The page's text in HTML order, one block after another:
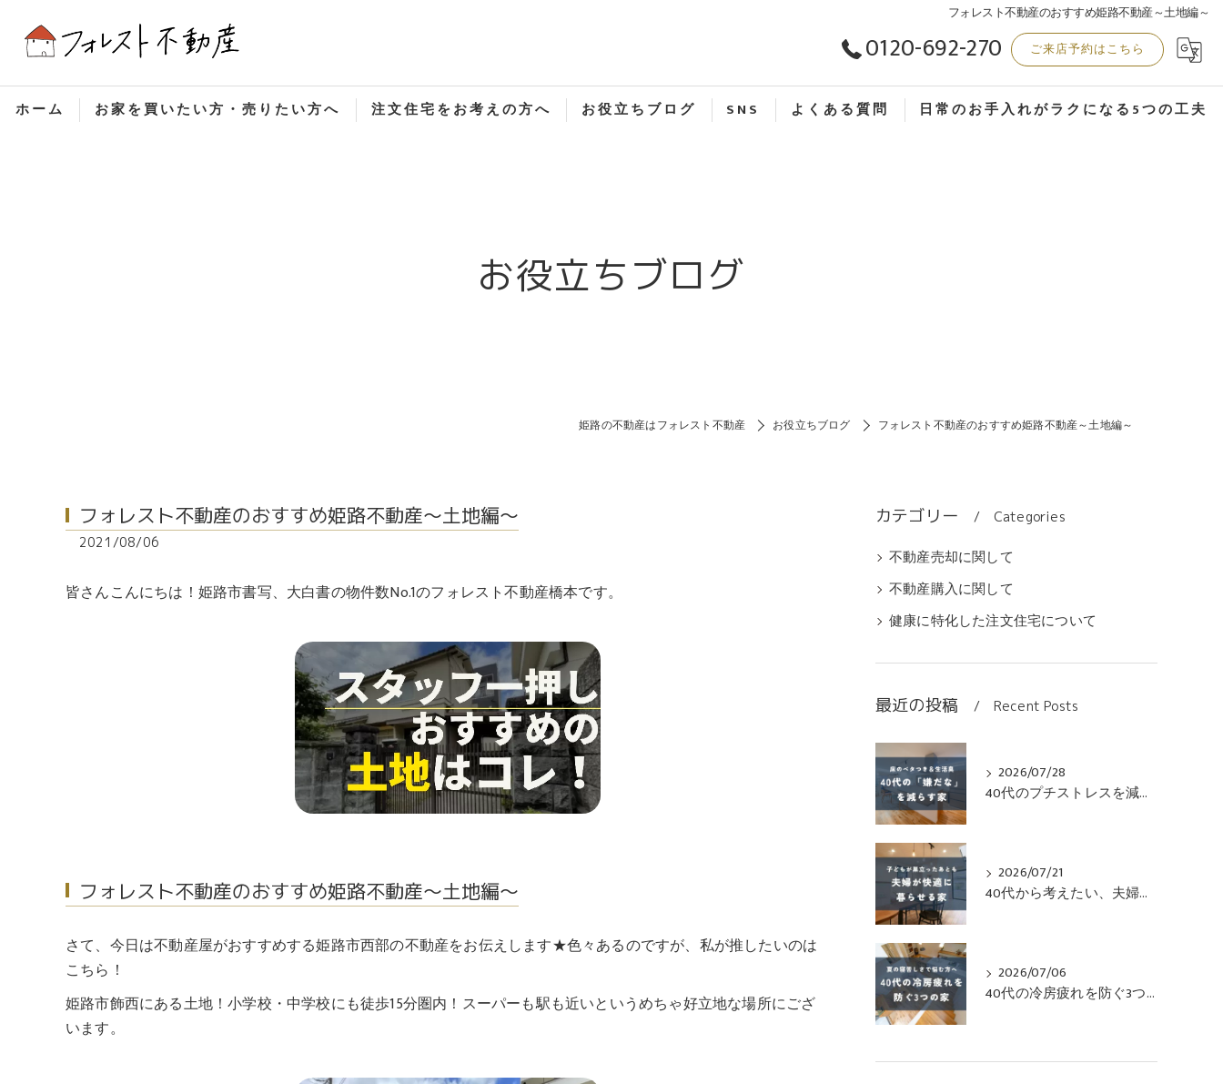
フォレスト不動産のおすすめ姫路不動産～土地編～
0120-692-270 ご来店予約はこちら
ホーム お家を買いたい方・売りたい方へ 注文住宅をお考えの方へ お役立ちブログ SNS よくある質問 日常のお手入れがラクになる5つの工夫
お役立ちブログ
姫路の不動産はフォレスト不動産 お役立ちブログ フォレスト不動産のおすすめ姫路不動産～土地編～
フォレスト不動産のおすすめ姫路不動産～土地編～
2021/08/06
皆さんこんにちは！姫路市書写、大白書の物件数No.1のフォレスト不動産橋本です。
フォレスト不動産のおすすめ姫路不動産～土地編～
さて、今日は不動産屋がおすすめする姫路市西部の不動産をお伝えします★色々あるのですが、私が推したいのは
こちら！
姫路市飾西にある土地！小学校・中学校にも徒歩15分圏内！スーパーも駅も近いというめちゃ好立地な場所にござ
います。
カテゴリー Categories
不動産売却に関して
不動産購入に関して
健康に特化した注文住宅について
最近の投稿 Recent Posts
2026/07/28
40代のプチストレスを減らす無垢床の家
2026/07/21
40代から考えたい、夫婦がずっと快適に暮らせる家
2026/07/06
40代の冷房疲れを防ぐ3つの家